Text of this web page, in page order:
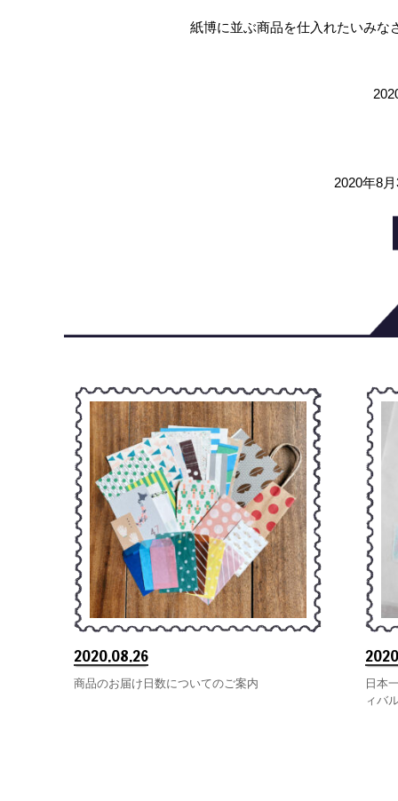
紙博に並ぶ商品を仕入れたいみな
2020年8
2020.08.26
商品のお届け日数についてのご案内
日本
ィバ